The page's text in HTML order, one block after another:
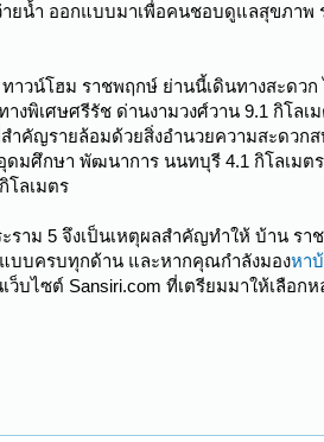
ายน้ำ ออกแบบมาเพื่อคนชอบดูแลสุขภา
วน์โฮม ราชพฤกษ์ ย่านนี้เดินทางสะดวก
งพิเศษศรีรัช ด่านงามวงศ์วาน 9.1 กิโล
คัญรายล้อมด้วยสิ่งอำนวยความสะดวก
ดมศึกษา พัฒนาการ นนทบุรี 4.1 กิโลเม
โลเมตร
าม 5 จึงเป็นเหตุผลสำคัญทำให้ บ้าน ร
บบครบทุกด้าน และหากคุณกำลังมองหา
ว็บไซต์ Sansiri.com ที่เตรียมมาให้เลือก